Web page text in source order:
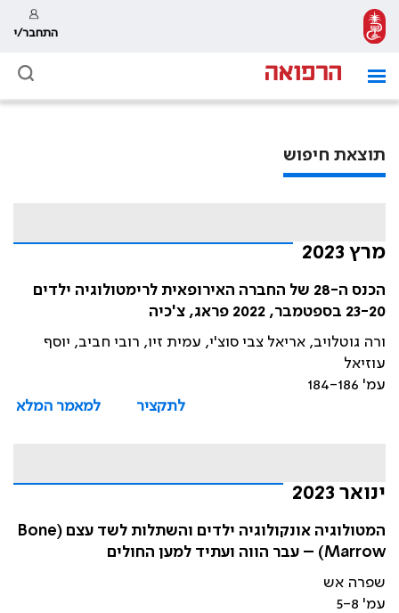
התחבר/י
תוצאת חיפוש
מרץ 2023
הכנס ה-28 של החברה האירופאית לרימטולוגיה ילדים
23-20 בספטמבר, 2022 פראג, צ'כיה
ורה גוטלויב, אריאל צבי סוצ'י, עמית זיו, רובי חביב, יוסף
עוזיאל
עמ' 184-186
לתקציר
למאמר המלא
ינואר 2023
המטולוגיה אונקולוגיה ילדים והשתלות לשד עצם (Bone
Marrow) – עבר הווה ועתיד למען החולים
שפרה אש
עמ' 5-8